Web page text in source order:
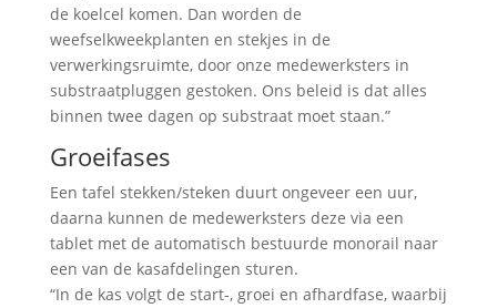
de koelcel komen. Dan worden de
weefselkweekplanten en stekjes in de
verwerkingsruimte, door onze medewerksters in
substraatpluggen gestoken. Ons beleid is dat alles
binnen twee dagen op substraat moet staan.”
Groeifases
Een tafel stekken/steken duurt ongeveer een uur,
daarna kunnen de medewerksters deze via een
tablet met de automatisch bestuurde monorail naar
een van de kasafdelingen sturen.
“In de kas volgt de start-, groei en afhardfase, waarbij